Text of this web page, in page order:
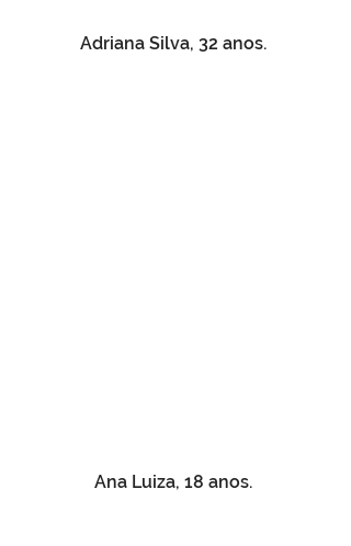
Adriana Silva, 32 anos.
Ana Luiza, 18 anos.